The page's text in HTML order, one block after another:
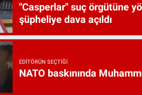
"Casperlar" suç örgütüne
şüpheliye dava açıldı
EDITÖRÜN SEÇTIĞI
NATO baskınında